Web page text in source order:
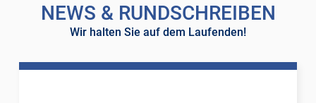
NEWS & RUNDSCHREIBEN
Wir halten Sie auf dem Laufenden!